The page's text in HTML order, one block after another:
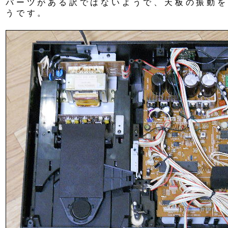
パーツがある訳ではないようで、天板の振動
うです。